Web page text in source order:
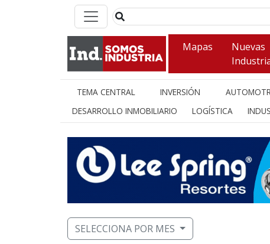
Mapas
Nuevas
TEMA CENTRAL INVERSIÓN
DESARROLLO INMOBILIARIO
LOGÍSTICA
SELECCIONA POR MES